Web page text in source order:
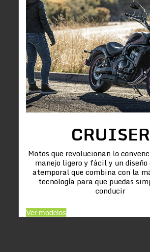
CRUISER
Motos que revolucionan lo
manejo ligero y fácil y un
atemporal que combina con la
tecnología para que puedas
conducir
Ver modelos